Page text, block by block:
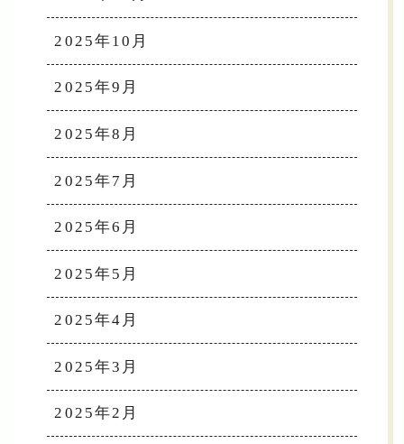
2025年10月
2025年9月
2025年8月
2025年7月
2025年6月
2025年5月
2025年4月
2025年3月
2025年2月